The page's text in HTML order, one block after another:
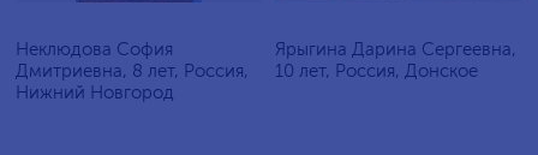
Неклюдова София
Дмитриевна, 8 лет, Россия,
Нижний Новгород
Ярыгина Дарина Сергеевна,
10 лет, Россия, Донское